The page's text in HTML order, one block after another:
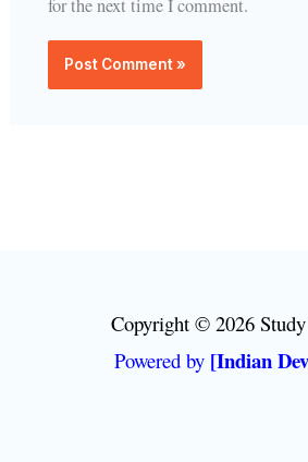
for the next time I comment.
Copyright © 2026
Powered by [Indian